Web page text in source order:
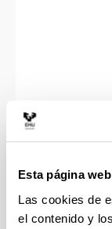
Esta página
Las cookies de
el contenido y
¿Qué